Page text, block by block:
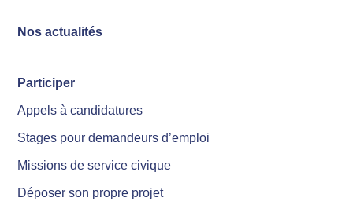
Nos actualités
Participer
Appels à candidatures
Stages pour demandeurs d’emploi
Missions de service civique
Déposer son propre projet